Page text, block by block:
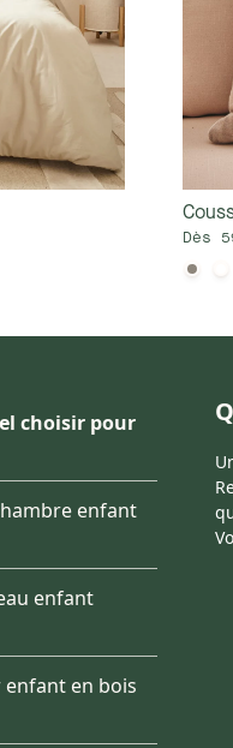
Dès
choisir pour
enfant
enfant
en bois